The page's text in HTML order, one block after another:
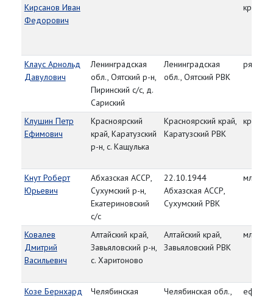
Кирсанов Иван
Федорович
Клаус Арнольд
Давулович
Ленинградская
обл., Оятский р-н,
Пиринский с/с, д.
Сариский
Ленинградская
обл., Оятский РВК
Клушин Петр
Ефимович
Красноярский
край, Каратузский
р-н, с. Кащулька
Красноярский край,
Каратузский РВК
Кнут Роберт
Юрьевич
Абхазская АССР,
Сухумский р-н,
Екатериновский
с/с
22.10.1944
Абхазская АССР,
Сухумский РВК
мл.
Ковалев
Дмитрий
Васильевич
Алтайский край,
Завьяловский р-н,
с. Харитоново
Алтайский край,
Завьяловский РВК
мл.
Козе Бернхард
Челябинская
Челябинская обл.,